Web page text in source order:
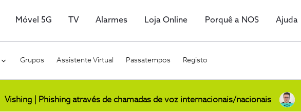
Móvel 5G TV Alarmes Loja Online Porquê a NOS Ajuda
Grupos Assistente Virtual Passatempos Registo
Vishing | Phishing através de chamadas de voz internacionais/nacionais